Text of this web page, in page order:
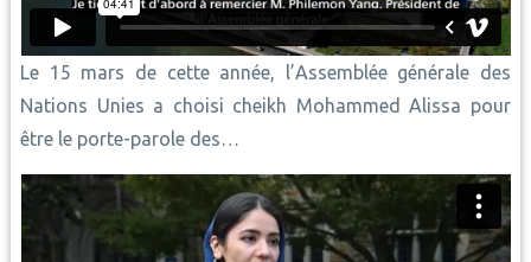
Le 15 mars de cette année, l’Assemblée générale des
Nations Unies a choisi cheikh Mohammed Alissa pour
être le porte-parole des…